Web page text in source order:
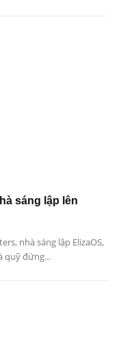
sáng lập lên
nhà sáng lập ElizaOS,
quỹ đứng...